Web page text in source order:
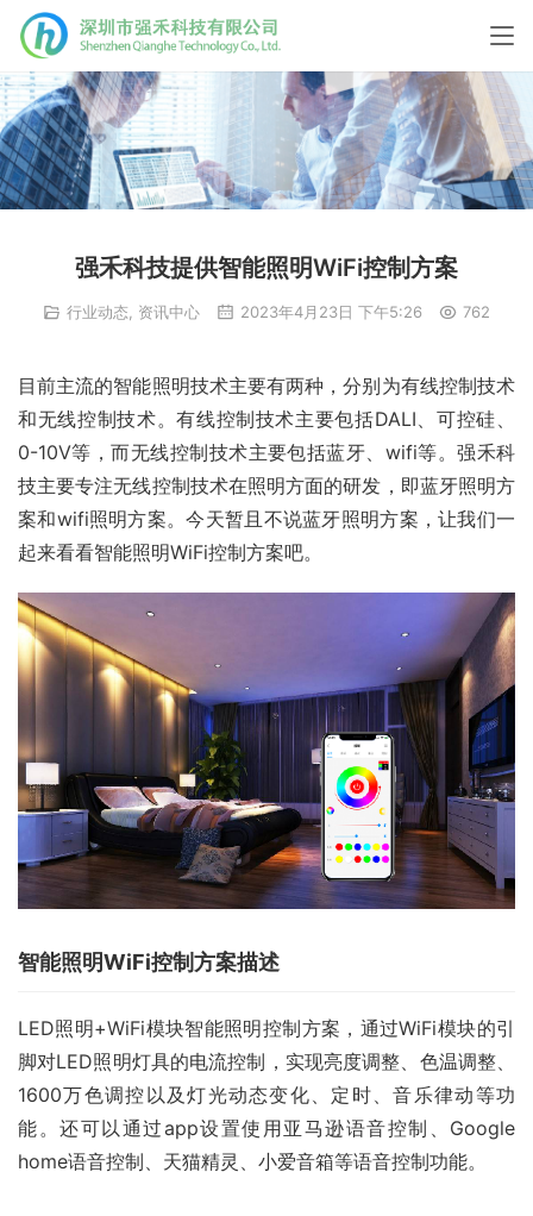
强禾科技提供智能照明WiFi控制方案
行业动态 资讯中心 2023年4月23日 下午5:26 762
目前主流的智能照明技术主要有两种，分别为有线控制技术
和无线控制技术。有线控制技术主要包括DALI、可控硅、
0-10V等，而无线控制技术主要包括蓝牙、wifi等。强禾科
技主要专注无线控制技术在照明方面的研发，即蓝牙照明方
案和wifi照明方案。今天暂且不说蓝牙照明方案，让我们一
起来看看智能照明WiFi控制方案吧。
智能照明WiFi控制方案描述
LED照明+WiFi模块智能照明控制方案，通过WiFi模块的引
脚对LED照明灯具的电流控制，实现亮度调整、色温调整、
1600万色调控以及灯光动态变化、定时、音乐律动等功
能。还可以通过app设置使用亚马逊语音控制、Google
home语音控制、天猫精灵、小爱音箱等语音控制功能。